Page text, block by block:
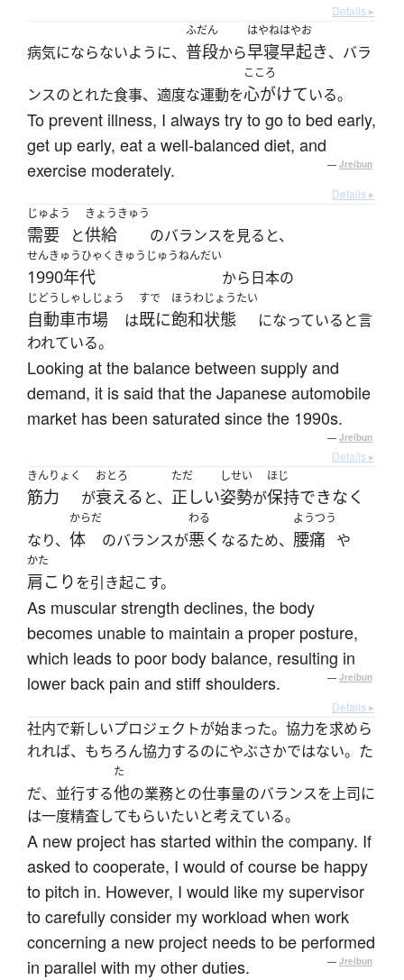
Details ▸
病気にならないように、
ふだん
普段から
はやねはやお
早寝早起き、バラ
ンスのとれた食事、適度な運動を
こころ
心がけている。
To prevent illness, I always try to go to bed early,
get up early, eat a well-balanced diet, and
exercise moderately.
— Jreibun
Details ▸
じゅよう
需要 と
きょうきゅう
供給 のバランスを見ると、
せんきゅうひゃくきゅうじゅうねんだい
1990年代 から日本の
じどうしゃしじょう
自動車市場 は
すで
既に
ほうわ
飽和
じょうたい
状態
になっていると言
われている。
Looking at the balance between supply and
demand, it is said that the Japanese automobile
market has been saturated since the 1990s.
— Jreibun
Details ▸
きんりょく
筋力 が
おとろ
衰える と、
ただ
正しい
しせい
姿勢が
ほじ
保持できなく
なり、
からだ
体 のバランスが
わる
悪く なるため、
ようつう
腰痛 や
かた
肩こりを引き起こす。
As muscular strength declines, the body
becomes unable to maintain a proper posture,
which leads to poor body balance, resulting in
lower back pain and stiff shoulders.
— Jreibun
Details ▸
社内で新しいプロジェクトが始まった。協力を求めら
れれば、もちろん協力するのにやぶさかではない。た
だ、並行する
た
他の業務との仕事量のバランスを上司に
は一度精査してもらいたいと考えている。
A new project has started within the company. If
asked to cooperate, I would of course be happy
to pitch in. However, I would like my supervisor
to carefully consider my workload when work
concerning a new project needs to be performed
in parallel with my other duties.
— Jreibun